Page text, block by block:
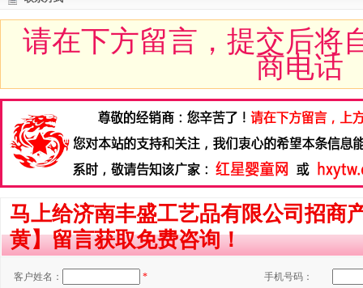
请在下方留言，提交后将
商电话
马上给济南丰盛工艺品有限公司招商
黄】留言获取免费咨询！
客户姓名： * 手机号码：